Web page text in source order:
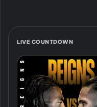
LIVE COUNTDOWN